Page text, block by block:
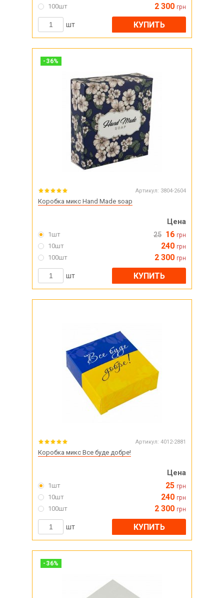
100шт 2 300 грн
шт КУПИТЬ
- 36%
Артикул: 3804-2604
Коробка микс Hand Made soap
Цена
1шт 25 16 грн
10шт 240 грн
100шт 2 300 грн
шт КУПИТЬ
Артикул: 4012-2881
Коробка микс Все буде добре!
Цена
1шт 25 грн
10шт 240 грн
100шт 2 300 грн
шт КУПИТЬ
- 36%